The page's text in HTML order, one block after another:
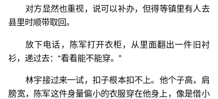
对方显然也重视，说可以补办，但得等镇里有人去
县里时顺带取回。
放下电话，陈军打开衣柜，从里面翻出一件旧衬
衫，递过去：“看看能不能穿。”
林宇接过来一试，扣子根本扣不上。他个子高，肩
膀宽，陈军这件身量偏小的衣服穿在他身上，像是借小